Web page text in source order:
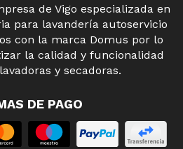
de Vigo especializada en
para lavandería autoservicio
con la marca Domus por lo
la calidad y funcionalidad
y secadoras.
DE PAGO